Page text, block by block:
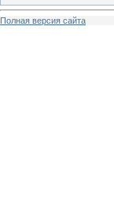
Полная версия сайта